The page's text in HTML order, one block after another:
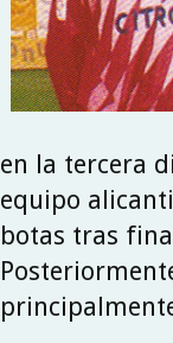
en la tercera
equipo
botas tras